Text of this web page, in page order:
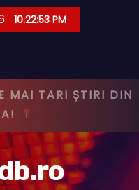
10:22:54 PM
CU ȘTIREA,